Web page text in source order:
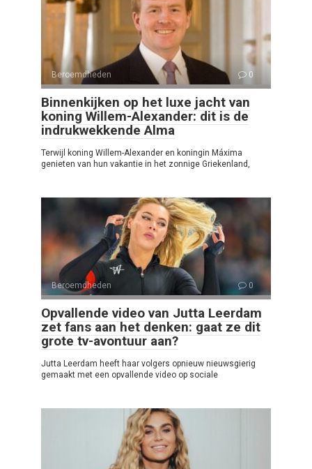
Beroemdheden 0
Binnenkijken op het luxe jacht van
koning Willem-Alexander: dit is de
indrukwekkende Alma
Terwijl koning Willem-Alexander en koningin Máxima
genieten van hun vakantie in het zonnige Griekenland,
Beroemdheden 0
Opvallende video van Jutta Leerdam
zet fans aan het denken: gaat ze dit
grote tv-avontuur aan?
Jutta Leerdam heeft haar volgers opnieuw nieuwsgierig
gemaakt met een opvallende video op sociale